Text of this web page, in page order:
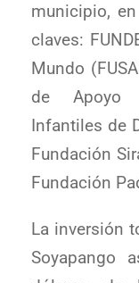
municipio,
claves:
Mundo
de Apoyo
Infantiles de
Fundación
Fundación
La inversión
Soyapango